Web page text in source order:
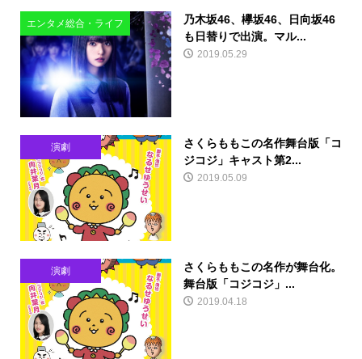
エンタメ総合・ライフ
乃木坂46、欅坂46、日向坂46
も日替りで出演。マル...
2019.05.29
演劇
さくらももこの名作舞台版「コ
ジコジ」キャスト第2...
2019.05.09
演劇
さくらももこの名作が舞台化。
舞台版「コジコジ」...
2019.04.18